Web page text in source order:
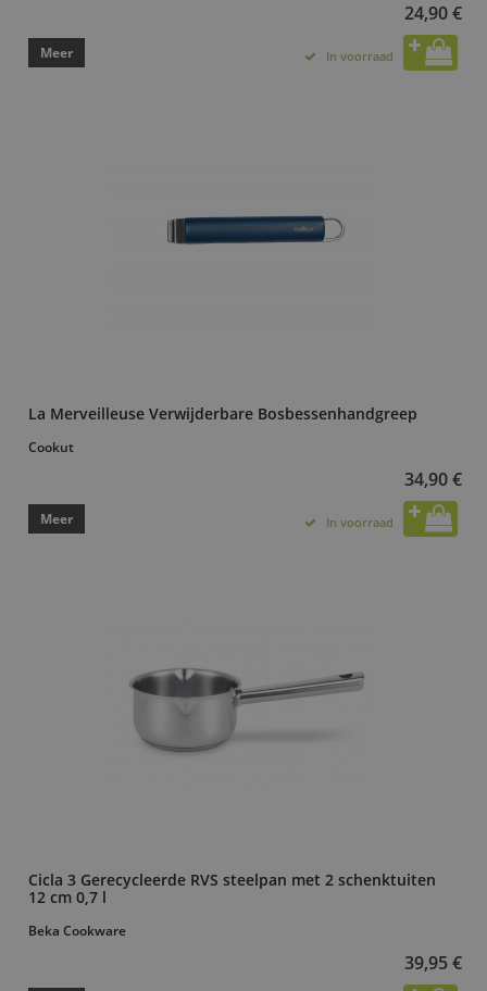
24,90 €
Meer In voorraad
La Merveilleuse Verwijderbare Bosbessenhandgreep
Cookut
34,90 €
Meer In voorraad
Cicla 3 Gerecycleerde RVS steelpan met 2 schenktuiten
12 cm 0,7 l
Beka Cookware
39,95 €